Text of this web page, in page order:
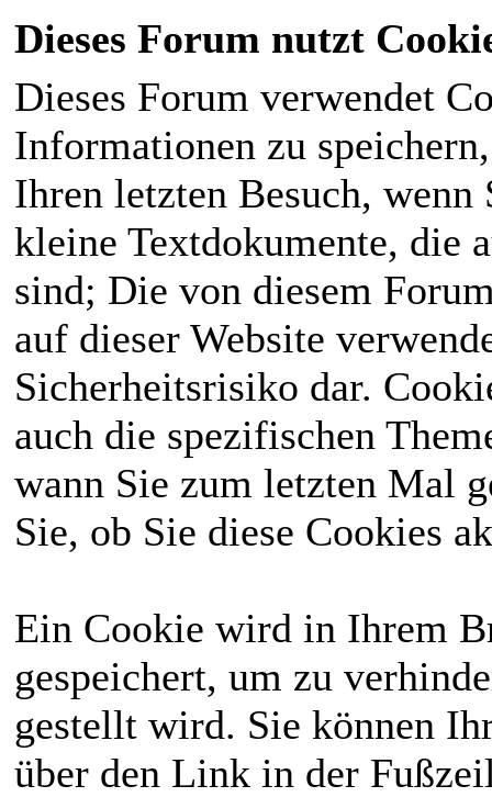
Dieses Forum nutzt
Dieses Forum verwendet
Informationen zu
Ihren letzten Besuch,
kleine Textdokumente, die
sind; Die von diesem
auf dieser Website
Sicherheitsrisiko dar.
auch die spezifischen
wann Sie zum letzten Mal
Sie, ob Sie diese Cookies
Ein Cookie wird in Ihrem
gespeichert, um zu
gestellt wird. Sie können
über den Link in der